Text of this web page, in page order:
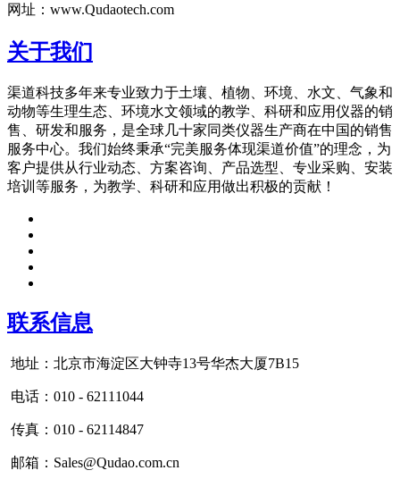
网址：www.Qudaotech.com
关于我们
渠道科技多年来专业致力于土壤、植物、环境、水文、气象和
动物等生理生态、环境水文领域的教学、科研和应用仪器的销
售、研发和服务，是全球几十家同类仪器生产商在中国的销售
服务中心。我们始终秉承“完美服务体现渠道价值”的理念，为
客户提供从行业动态、方案咨询、产品选型、专业采购、安装
培训等服务，为教学、科研和应用做出积极的贡献！
联系信息
地址：北京市海淀区大钟寺13号华杰大厦7B15
电话：010 - 62111044
传真：010 - 62114847
邮箱：Sales@Qudao.com.cn